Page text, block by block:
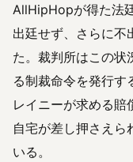
AllHipHopが得た法
出廷せず、さらに不
た。裁判所はこの状
る制裁命令を発行す
レイニーが求める
自宅が差し押さえら
いる。